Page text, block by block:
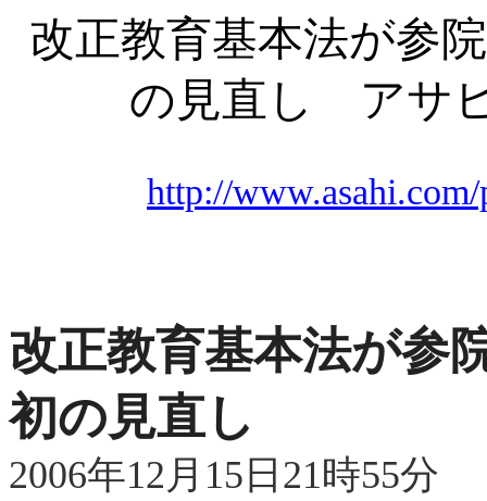
改正教育基本法が参
の見直し アサ
http://
改正教育基本法が
初の見直し
2006年12月15日21時55分